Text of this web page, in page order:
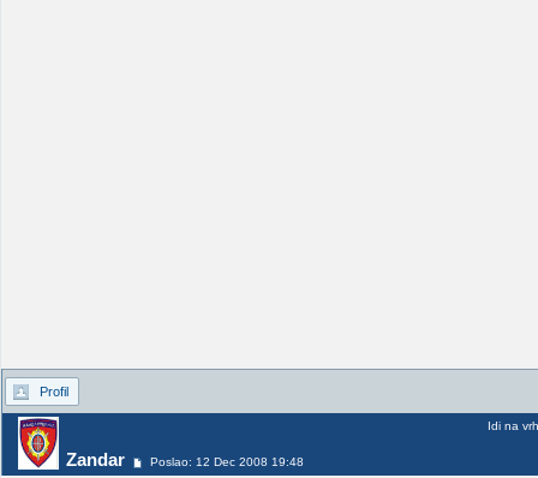
Profil
Zandar Poslao: 12 Dec 2008 19:48
Idi na vrh